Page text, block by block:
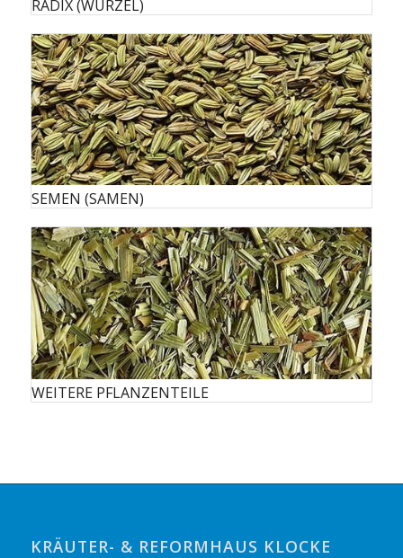
RADIX (WURZEL)
SEMEN (SAMEN)
WEITERE PFLANZENTEILE
KRÄUTER- & REFORMHAUS KLOCKE